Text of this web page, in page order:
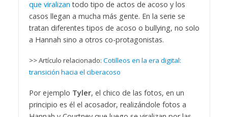
que viralizan todo tipo de actos de acoso y los
casos llegan a mucha más gente. En la serie se
tratan diferentes tipos de acoso o bullying, no solo
a Hannah sino a otros co-protagonistas.
>> Artículo relacionado: Cotilleos en la era digital:
transición hacia el ciberacoso
Por ejemplo Tyler, el chico de las fotos, en un
principio es él el acosador, realizándole fotos a